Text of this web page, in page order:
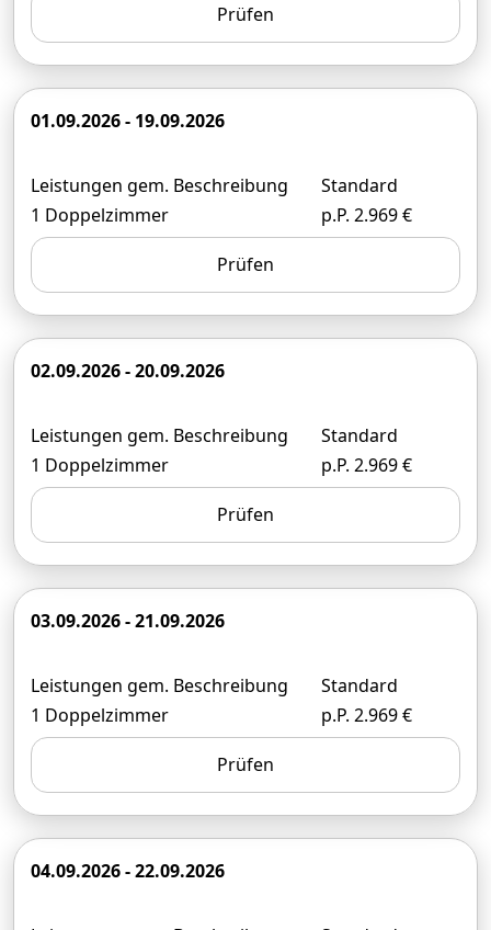
Prüfen
01.09.2026 - 19.09.2026
Leistungen gem. Beschreibung
1 Doppelzimmer
Standard
p.P. 2.969 €
Prüfen
02.09.2026 - 20.09.2026
Leistungen gem. Beschreibung
1 Doppelzimmer
Standard
p.P. 2.969 €
Prüfen
03.09.2026 - 21.09.2026
Leistungen gem. Beschreibung
1 Doppelzimmer
Standard
p.P. 2.969 €
Prüfen
04.09.2026 - 22.09.2026